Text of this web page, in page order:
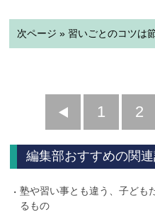
次ページ » 習いごとのコツは
前
へ
1 2
編集部おすすめの関
塾や習い事とも違う、子ども
るもの